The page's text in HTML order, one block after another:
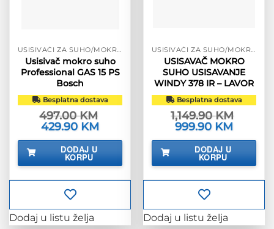
USISIVAČI ZA SUHO/MOKRO
Usisivač mokro suho
Professional GAS 15 PS
Bosch
Besplatna dostava
497.00KM
Izvorna
cijena
bila
497.00 KM.
429.90 KM
je:
DODAJ U
KORPU
Dodaj u listu želja
USISIVAČI ZA SUHO/MOKRO
USISAVAČ MOKRO
SUHO USISAVANJE
WINDY 378 IR – LAVOR
Besplatna dostava
1,149.90KM
Izvorna
cijena
bila
1,149.90 KM.
999.90 KM
je:
DODAJ U
KORPU
Dodaj u listu želja